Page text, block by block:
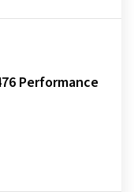
Performance